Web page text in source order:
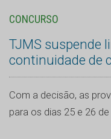
CONCURSO
TJMS suspende
continuidade de
Com a decisão, as
para os dias 25 e 26